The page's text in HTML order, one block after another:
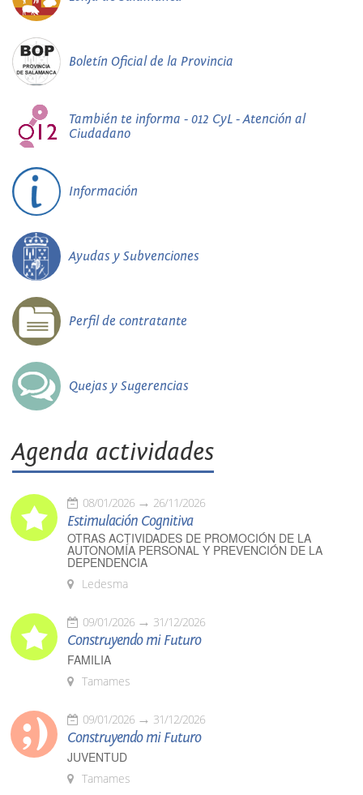
Boletín Oficial de la Provincia
También te informa - 012 CyL - Atención al
Ciudadano
Información
Ayudas y Subvenciones
Perfil de contratante
Quejas y Sugerencias
Agenda actividades
08/01/2026 26/11/2026
Estimulación Cognitiva
OTRAS ACTIVIDADES DE PROMOCIÓN DE LA
AUTONOMÍA PERSONAL Y PREVENCIÓN DE LA
DEPENDENCIA
Ledesma
09/01/2026 31/12/2026
Construyendo mi Futuro
FAMILIA
Tamames
09/01/2026 31/12/2026
Construyendo mi Futuro
JUVENTUD
Tamames